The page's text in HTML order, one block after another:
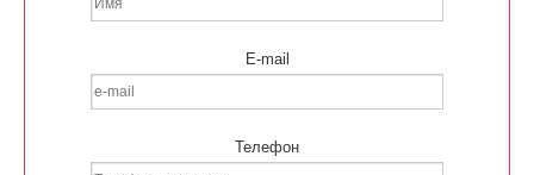
E-mail
Телефон